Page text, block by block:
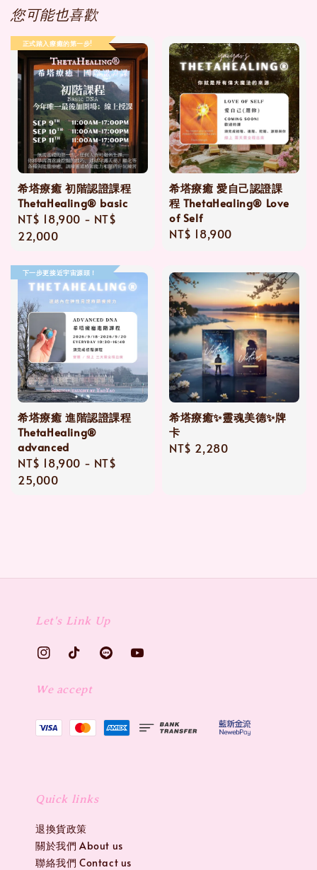
您可能也喜歡
正式踏入療癒的第一步!
希塔療癒 初階認證課程
ThetaHealing® basic
Regular
price
NT$ 18,900 - NT$
22,000
希塔療癒 愛自己認證課
程 ThetaHealing® Love
of Self
Regular
NT$ 18,900
下一步更接近宇宙源頭！
希塔療癒 進階認證課程
ThetaHealing®
advanced
Regular
price
NT$ 18,900 - NT$
25,000
希塔療癒✨靈魂美德✨牌
卡
Regular
NT$ 2,280
Let's Link Up
We accept
Quick links
退換貨政策
關於我們 About us
聯絡我們 Contact us